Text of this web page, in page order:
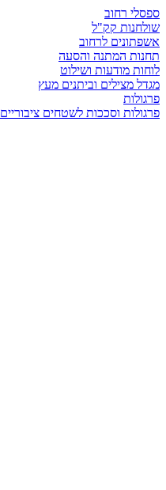
ספסלי רחוב
שולחנות קק"ל
אשפתונים לרחוב
תחנות המתנה והסעה
לוחות מודעות ושילוט
מגדל מצילים וביתנים מעץ
פרגולות
פרגולות וסככות לשטחים ציבוריים